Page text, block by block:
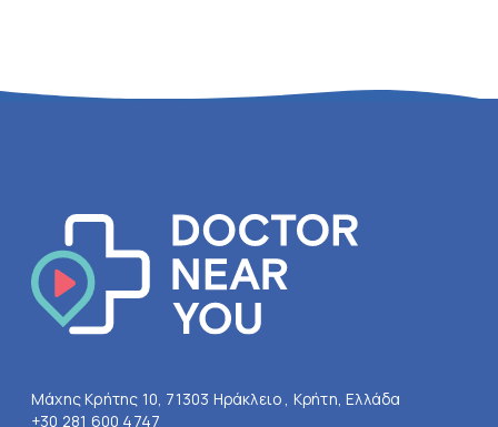
Μάχης Κρήτης 10, 71303 Ηράκλειο , Κρήτη, Ελλάδα
+30 281 600 4747